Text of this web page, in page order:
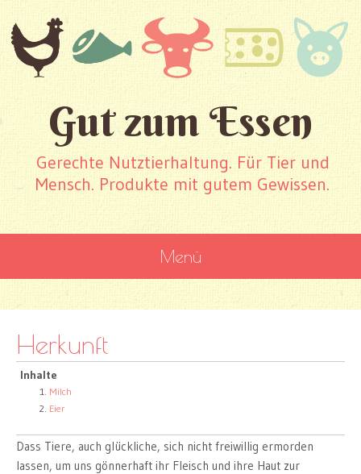
Gut zum Essen
Gerechte Nutztierhaltung. Für Tier und
Mensch. Produkte mit gutem Gewissen.
Menü
Herkunft
Inhalte
Milch
Eier
Dass Tiere, auch glückliche, sich nicht freiwillig ermorden
lassen, um uns gönnerhaft ihr Fleisch und ihre Haut zur